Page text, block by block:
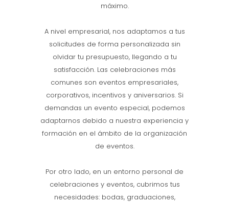
máximo.
A nivel empresarial, nos adaptamos a tus
solicitudes de forma personalizada sin
olvidar tu presupuesto, llegando a tu
satisfacción. Las celebraciones más
comunes son eventos empresariales,
corporativos, incentivos y aniversarios. Si
demandas un evento especial, podemos
adaptarnos debido a nuestra experiencia y
formación en el ámbito de la organización
de eventos.
Por otro lado, en un entorno personal de
celebraciones y eventos, cubrimos tus
necesidades: bodas, graduaciones,